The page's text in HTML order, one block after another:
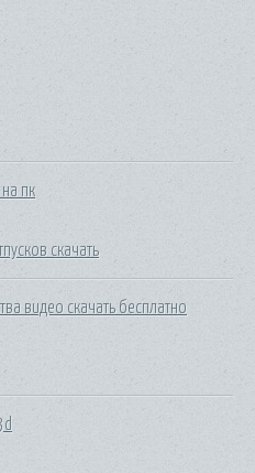
пк
скачать
видео скачать бесплатно